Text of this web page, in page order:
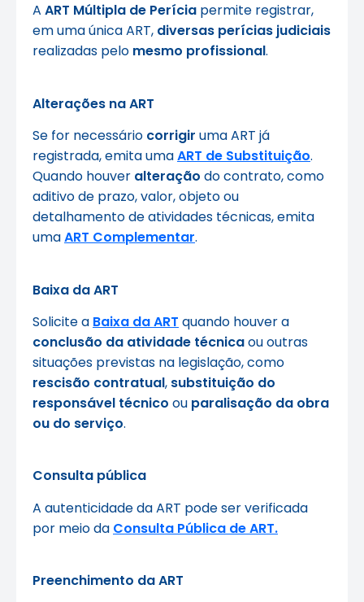
A ART Múltipla de Perícia permite registrar,
em uma única ART, diversas perícias judiciais
realizadas pelo mesmo profissional.
Alterações na ART
Se for necessário corrigir uma ART já
registrada, emita umaART de Substituição.
Quando houver alteração do contrato, como
aditivo de prazo, valor, objeto ou
detalhamento de atividades técnicas, emita
umaART Complementar.
Baixa da ART
Solicite a Baixa da ART quando houver a
conclusão da atividade técnicaou outras
situações previstas na legislação, como
rescisão contratual, substituição do
responsável técnico ou paralisação da obra
ou do serviço.
Consulta pública
A autenticidade da ART pode ser verificada
por meio da Consulta Pública de ART.
Preenchimento da ART